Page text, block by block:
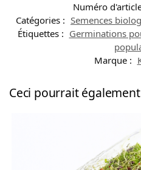
Numéro
Catégories : Semences
Étiquettes : Germinations
Marque :
Ceci pourrait